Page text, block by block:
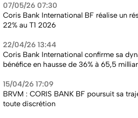
07/05/26 07:30
Coris Bank International BF réalise un
22% au T1 2026
22/04/26 13:44
Coris Bank International confirme sa
bénéfice en hausse de 36% à 65,5
15/04/26 17:09
BRVM : CORIS BANK BF poursuit sa
toute discrétion